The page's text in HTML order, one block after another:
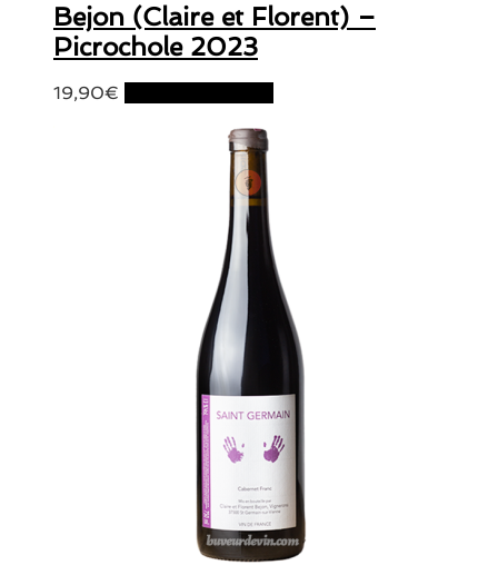
Bejon (Claire et Florent) –
Picrochole 2023
19,90€